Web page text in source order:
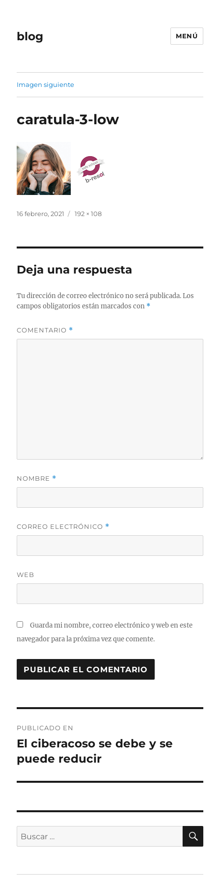
blog MENÚ
Imagen siguiente
caratula-3-low
Publicado
16 febrero, 2021
Tamaño
192 × 108
Deja una respuesta
Tu dirección de correo electrónico no será publicada. Los
campos obligatorios están marcados con *
COMENTARIO *
NOMBRE *
CORREO ELECTRÓNICO *
WEB
Guarda mi nombre, correo electrónico y web en este
navegador para la próxima vez que comente.
de
entradas
PUBLICADO EN
El ciberacoso se debe y se
puede reducir
Buscar
por: